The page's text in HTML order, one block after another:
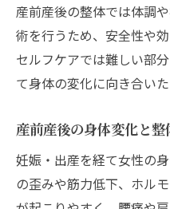
ママの悩みに寄
産前産後整体で
整体による産前
産前産後の整体では体調
術を行うため、安全性や
セルフケアでは難しい部
て身体の変化に向き合い
産前産後の身体変化と
妊娠・出産を経て女性の
の歪みや筋力低下、ホル